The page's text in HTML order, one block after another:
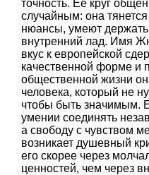
точность. Её круг
случайным: она
нюансы, умеют
внутренний лад. Имя
вкус к европейской
качественной форме и
общественной жизни
человека, который не
чтобы быть значимым.
умении соединять
а свободу с чувством
возникает душевный
его скорее через
ценностей, чем через